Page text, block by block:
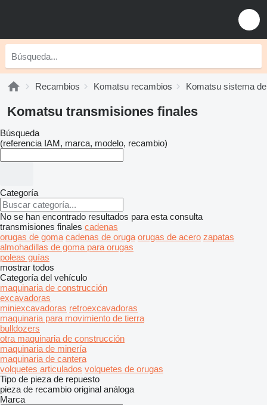
Recambios Komatsu recambios Komatsu sistema
Komatsu transmisiones finales
Búsqueda
(referencia IAM, marca, modelo, recambio)
Categoría
No se han encontrado resultados para esta consulta
transmisiones finales cadenas
orugas de goma cadenas de oruga orugas de acero zapatas
almohadillas de goma para orugas
poleas guías
mostrar todos
Categoría del vehículo
maquinaria de construcción
excavadoras
miniexcavadoras retroexcavadoras
maquinaria para movimiento de tierra
bulldozers
otra maquinaria de construcción
maquinaria de minería
maquinaria de cantera
volquetes articulados volquetes de orugas
Tipo de pieza de repuesto
pieza de recambio original análoga
Marca